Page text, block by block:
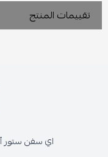
تقييمات المنتج
اي سفن ستور